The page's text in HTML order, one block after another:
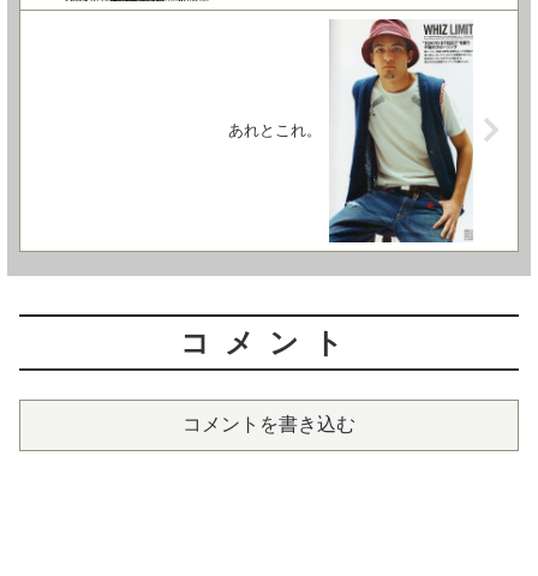
あれとこれ。
コメント
コメントを書き込む